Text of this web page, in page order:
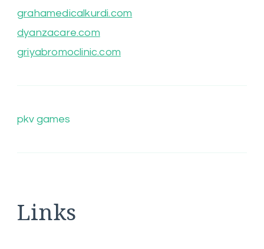
grahamedicalkurdi.com
dyanzacare.com
griyabromoclinic.com
pkv games
Links